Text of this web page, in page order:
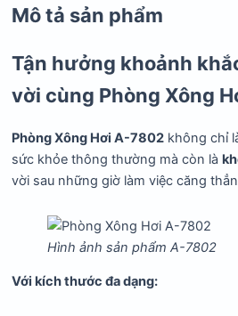
Mô tả sản phẩm
Tận hưởng khoảnh
vời cùng Phòng Xông
Phòng Xông Hơi A-7802 không chỉ
sức khỏe thông thường mà còn là
vời sau những giờ làm việc căng
Hình ảnh sản phẩm A-7802
Với kích thước đa dạng: